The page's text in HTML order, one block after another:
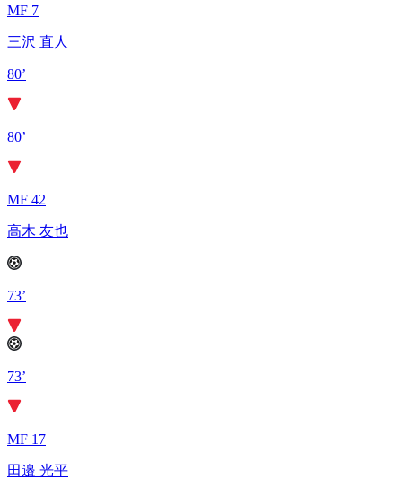
MF 7
三沢 直人
80’
80’
MF 42
高木 友也
73’
73’
MF 17
田邉 光平